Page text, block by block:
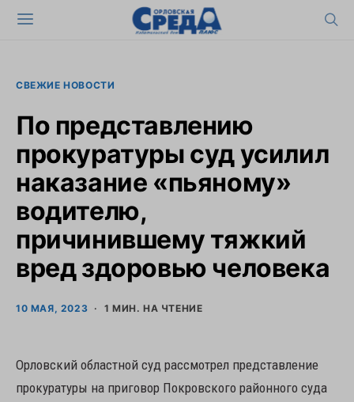
СВЕЖИЕ НОВОСТИ
По представлению
прокуратуры суд усилил
наказание «пьяному»
водителю,
причинившему тяжкий
вред здоровью человека
10 МАЯ, 2023 1 МИН. НА ЧТЕНИЕ
Орловский областной суд рассмотрел представление
прокуратуры на приговор Покровского районного суда